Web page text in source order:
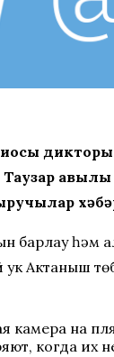
Таузар
барлау
Актаныш
камера на
когда их